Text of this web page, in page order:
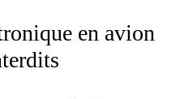
en avion